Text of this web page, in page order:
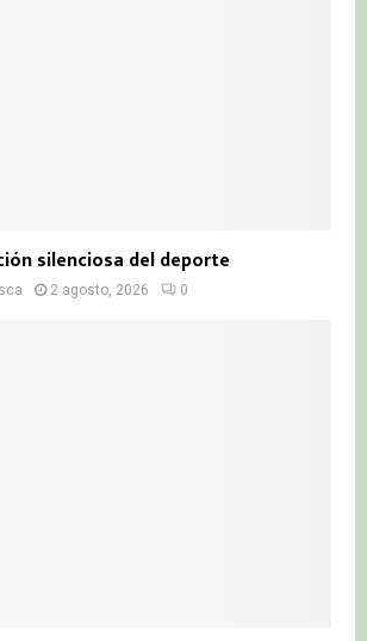
silenciosa del deporte
2 agosto, 2026 0